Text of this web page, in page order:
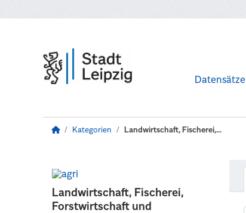
Datensätze
Kategorien Landwirtschaft, Fischerei,...
Landwirtschaft, Fischerei,
Forstwirtschaft und